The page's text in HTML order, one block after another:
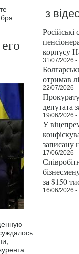
з
корпусу
31/07/2026 -
отримав
22/07/2026 -
депутата
19/06/2026 -
У
записану
17/06/2026 -
за $150
16/06/2026 -